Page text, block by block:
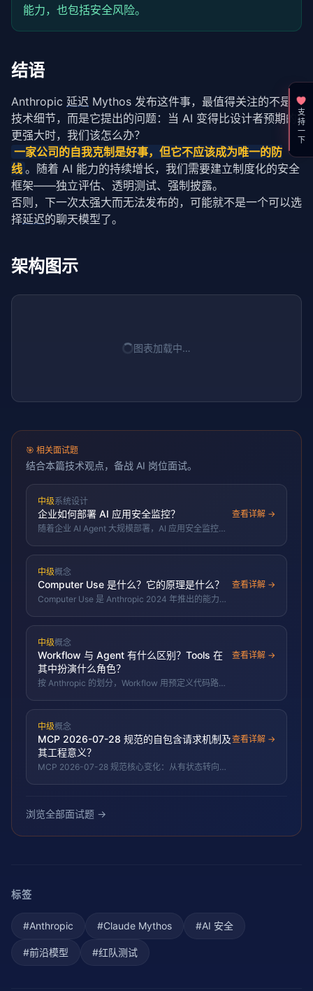
能力，也包括安全风险。
结语
Anthropic 延迟 Mythos 发布这件事，最值得关注的不是
技术细节，而是它提出的问题：当 AI 变得比设计者预期的
更强大时，我们该怎么办？
一家公司的自我克制是好事，但它不应该成为唯一的防
线 。随着 AI 能力的持续增长，我们需要建立制度化的安全
框架——独立评估、透明测试、强制披露。
否则，下一次太强大而无法发布的，可能就不是一个可以选
择延迟的聊天模型了。
架构图示
图表加载中…
🎯 相关面试题
结合本篇技术观点，备战 AI 岗位面试。
中级系统设计
企业如何部署 AI 应用安全监控？
随着企业 AI Agent 大规模部署，AI 应用安全监控成
查看详解 →
中级概念
Computer Use 是什么？它的原理是什么？
Computer Use 是 Anthropic 2024 年推出的能力，
2026 年 6 月，Google 将 Computer Use 内置进
Gemini 3.5 Flash（OSWorld 得分 78.4），
Microsoft Copilot Studio CUA 正式 GA。
查看详解 →
中级概念
Workflow 与 Agent 有什么区别？Tools 在
其中扮演什么角色？
按 Anthropic 的划分，Workflow 用预定义代码路径
查看详解 →
中级概念
MCP 2026-07-28 规范的自包含请求机制及
其工程意义？
MCP 2026-07-28 规范核心变化：从有状态转向自
展。
查看详解 →
浏览全部面试题 →
标签
#Anthropic #Claude Mythos #AI 安全
#前沿模型 #红队测试
支持一下